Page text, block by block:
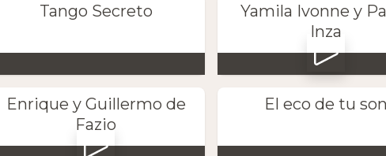
Tango Secreto
Yamila Ivonne y
Inza
Enrique y Guillermo de
Fazio
El eco de tu